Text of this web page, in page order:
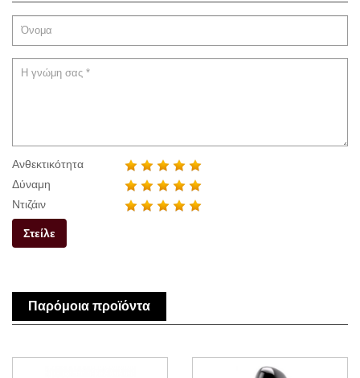
Ανθεκτικότητα
Δύναμη
Ντιζάιν
Στείλε
Παρόμοια προϊόντα